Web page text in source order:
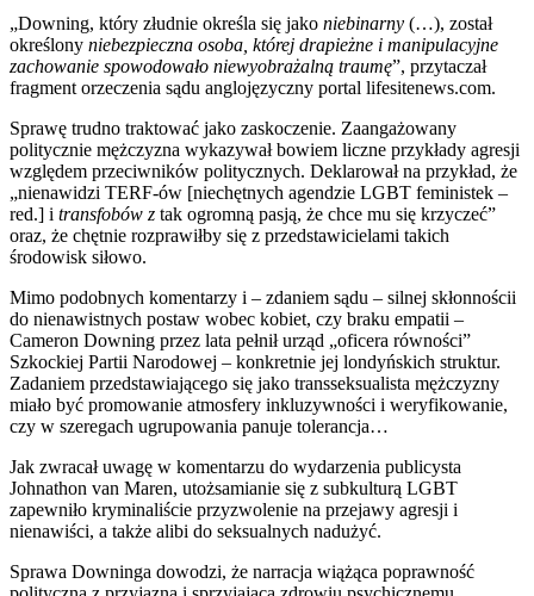
„Downing, który złudnie określa się jako niebinarny (…), został
określony niebezpieczna osoba, której drapieżne i manipulacyjne
zachowanie spowodowało niewyobrażalną traumę”, przytaczał
fragment orzeczenia sądu anglojęzyczny portal lifesitenews.com.
Sprawę trudno traktować jako zaskoczenie. Zaangażowany
politycznie mężczyzna wykazywał bowiem liczne przykłady agresji
względem przeciwników politycznych. Deklarował na przykład, że
„nienawidzi TERF-ów [niechętnych agendzie LGBT feministek –
red.] i transfobów z tak ogromną pasją, że chce mu się krzyczeć”
oraz, że chętnie rozprawiłby się z przedstawicielami takich
środowisk siłowo.
Mimo podobnych komentarzy i – zdaniem sądu – silnej skłonnościi
do nienawistnych postaw wobec kobiet, czy braku empatii –
Cameron Downing przez lata pełnił urząd „oficera równości”
Szkockiej Partii Narodowej – konkretnie jej londyńskich struktur.
Zadaniem przedstawiającego się jako transseksualista mężczyzny
miało być promowanie atmosfery inkluzywności i weryfikowanie,
czy w szeregach ugrupowania panuje tolerancja…
Jak zwracał uwagę w komentarzu do wydarzenia publicysta
Johnathon van Maren, utożsamianie się z subkulturą LGBT
zapewniło kryminaliście przyzwolenie na przejawy agresji i
nienawiści, a także alibi do seksualnych nadużyć.
Sprawa Downinga dowodzi, że narracja wiążąca poprawność